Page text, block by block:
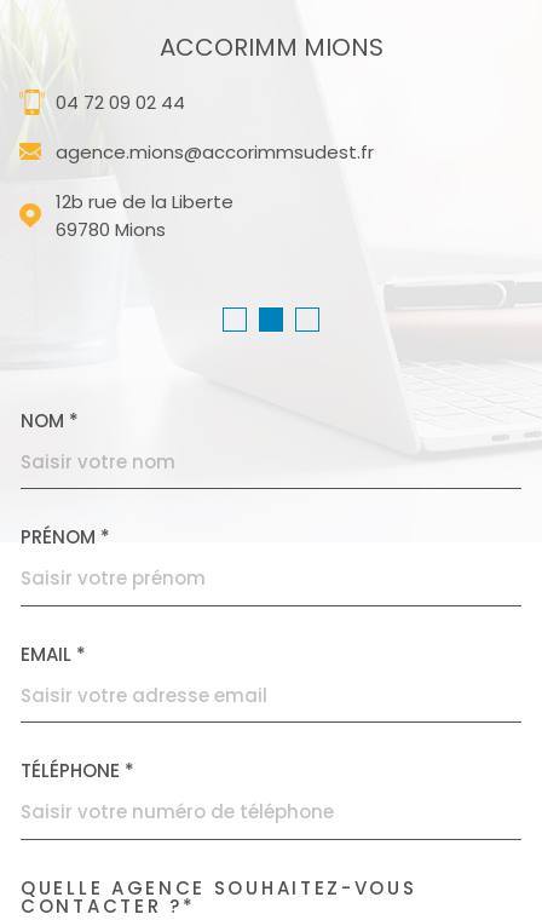
ACCORIMM MIONS
04 72 09 02 44
agence.mions@accorimmsudest.fr
12b rue de la Liberte
69780
Mions
NOM *
PRÉNOM *
EMAIL *
TÉLÉPHONE *
QUELLE AGENCE SOUHAITEZ-VOUS
CONTACTER ?*